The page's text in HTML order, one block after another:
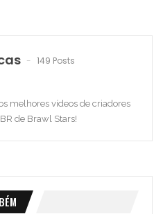
149 Posts
melhores vídeos de criadores
de Brawl Stars!